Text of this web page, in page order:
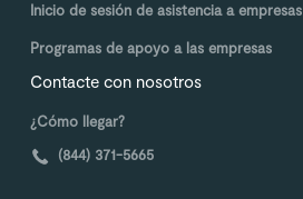
Inicio de sesión de asistencia a empresas
Programas de apoyo a las empresas
Contacte con nosotros
¿Cómo llegar?
(844) 371-5665